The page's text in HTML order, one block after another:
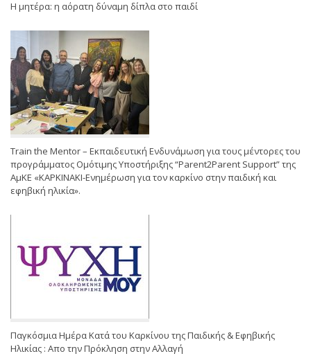
Η μητέρα: η αόρατη δύναμη δίπλα στο παιδί
Train the Mentor – Εκπαιδευτική Ενδυνάμωση για τους μέντορες του
προγράμματος Ομότιμης Υποστήριξης “Parent2Parent Support” της
ΑμΚΕ «ΚΑΡΚΙΝΑΚΙ-Ενημέρωση για τον καρκίνο στην παιδική και
εφηβική ηλικία».
Παγκόσμια Ημέρα Κατά του Καρκίνου της Παιδικής & Εφηβικής
Ηλικίας : Απο την Πρόκληση στην Αλλαγή